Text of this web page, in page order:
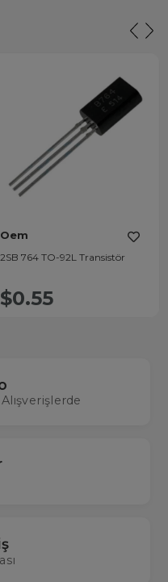
Oem
2SB 764 TO-92L Transistör
$0.55